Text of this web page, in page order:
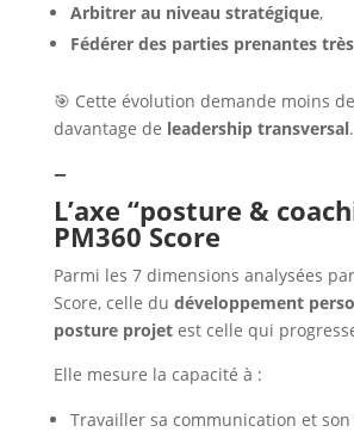
Arbitrer au niveau stratégique,
Fédérer des parties prenantes
🎯 Cette évolution demande moins
davantage de leadership transversal.
–
L’axe “posture &
PM360 Score
Parmi les 7 dimensions analysées
Score, celle du développement
posture projetest celle qui
Elle mesure la capacité à :
Travailler sa communication et